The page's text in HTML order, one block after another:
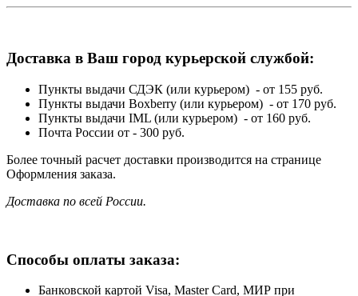
Доставка в Ваш город курьерской службой:
Пункты выдачи СДЭК (или курьером) - от 155 руб.
Пункты выдачи Boxberry (или курьером) - от 170 руб.
Пункты выдачи IML (или курьером) - от 160 руб.
Почта России от - 300 руб.
Более точный расчет доставки производится на странице
Оформления заказа.
Доставка по всей России.
Способы оплаты заказа:
Банковской картой Visa, Master Card, МИР при